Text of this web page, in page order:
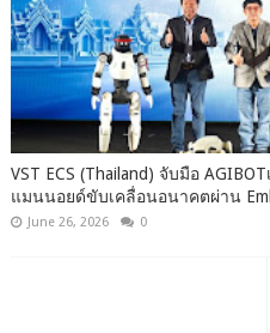
VST ECS (Thailand) จับมือ
แมนนอยด์ขับเคลื่อนอนาคตผ่าน
June 26, 2026 0